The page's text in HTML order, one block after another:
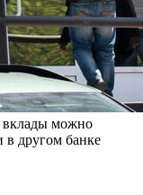
вклады можно
в другом банке